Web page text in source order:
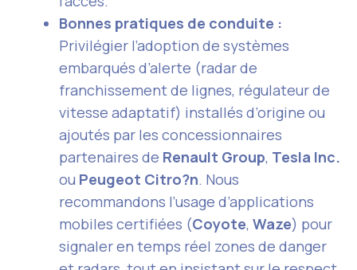
Bonnes pratiques de conduite :
Privilégier l’adoption de systèmes
embarqués d’alerte (radar de
franchissement de lignes, régulateur de
vitesse adaptatif) installés d’origine ou
ajoutés par les concessionnaires
partenaires de Renault Group, Tesla Inc.
ou Peugeot Citro?n. Nous
recommandons l’usage d’applications
mobiles certifiées (Coyote, Waze) pour
signaler en temps réel zones de danger